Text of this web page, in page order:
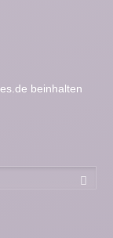
beinhalten